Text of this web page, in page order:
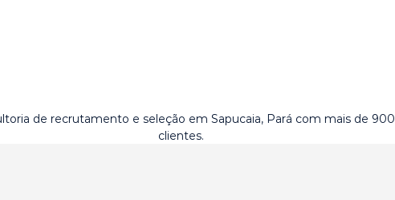
de recrutamento e seleção em Sapucaia, Pará com mais de 900
clientes.